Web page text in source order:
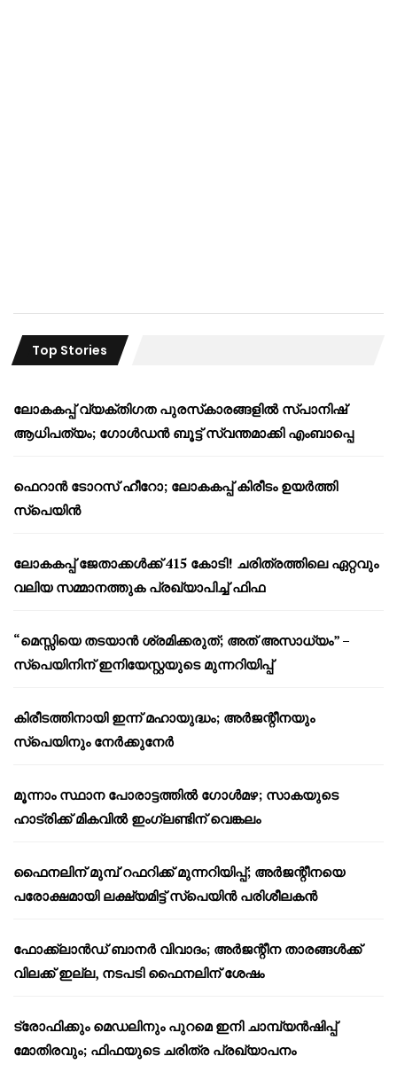
Top Stories
ലോകകപ്പ് വ്യക്തിഗത പുരസ്‌കാരങ്ങളിൽ സ്പാനിഷ്
ആധിപത്യം; ഗോൾഡൻ ബൂട്ട് സ്വന്തമാക്കി എംബാപ്പെ
ഫെറാൻ ടോറസ് ഹീറോ; ലോകകപ്പ് കിരീടം ഉയർത്തി
സ്പെയിൻ
ലോകകപ്പ് ജേതാക്കൾക്ക് 415 കോടി! ചരിത്രത്തിലെ ഏറ്റവും
വലിയ സമ്മാനത്തുക പ്രഖ്യാപിച്ച് ഫിഫ
“മെസ്സിയെ തടയാൻ ശ്രമിക്കരുത്; അത് അസാധ്യം” –
സ്പെയിനിന് ഇനിയേസ്റ്റയുടെ മുന്നറിയിപ്പ്
കിരീടത്തിനായി ഇന്ന് മഹായുദ്ധം; അർജന്റീനയും
സ്പെയിനും നേർക്കുനേർ
മൂന്നാം സ്ഥാന പോരാട്ടത്തിൽ ഗോൾമഴ; സാകയുടെ
ഹാട്രിക്ക് മികവിൽ ഇംഗ്ലണ്ടിന് വെങ്കലം
ഫൈനലിന് മുമ്പ് റഫറിക്ക് മുന്നറിയിപ്പ്; അർജന്റീനയെ
പരോക്ഷമായി ലക്ഷ്യമിട്ട് സ്പെയിൻ പരിശീലകൻ
ഫോക്ക്‌ലാൻഡ് ബാനർ വിവാദം; അർജന്റീന താരങ്ങൾക്ക്
വിലക്ക് ഇല്ല, നടപടി ഫൈനലിന് ശേഷം
ട്രോഫിക്കും മെഡലിനും പുറമെ ഇനി ചാമ്പ്യൻഷിപ്പ്
മോതിരവും; ഫിഫയുടെ ചരിത്ര പ്രഖ്യാപനം